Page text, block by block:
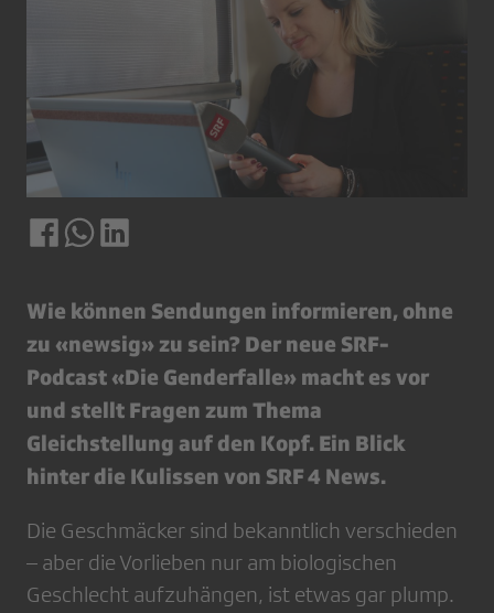
Wie können Sendungen informieren, ohne
zu «newsig» zu sein? Der neue SRF-
Podcast «Die Genderfalle» macht es vor
und stellt Fragen zum Thema
Gleichstellung auf den Kopf. Ein Blick
hinter die Kulissen von SRF 4 News.
Die Geschmäcker sind bekanntlich verschieden
– aber die Vorlieben nur am biologischen
Geschlecht aufzuhängen, ist etwas gar plump.